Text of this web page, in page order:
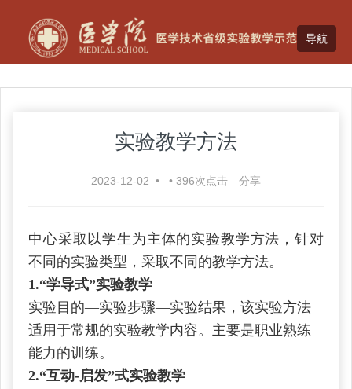
实验教学方法
2023-12-02 • • 396次点击 分享
中心采取以学生为主体的实验教学方法，针对
不同的实验类型，采取不同的教学方法。
1.“学导式”实验教学
实验目的—实验步骤—实验结果，该实验方法
适用于常规的实验教学内容。主要是职业熟练
能力的训练。
2.“互动-启发”式实验教学